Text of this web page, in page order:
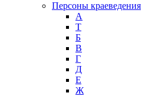
Персоны краеведения
А
T
Б
В
Г
Д
Е
Ж